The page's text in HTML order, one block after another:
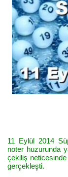
11 Eylül 2014
noter huzurunda
çekiliş
gerçekleşti.